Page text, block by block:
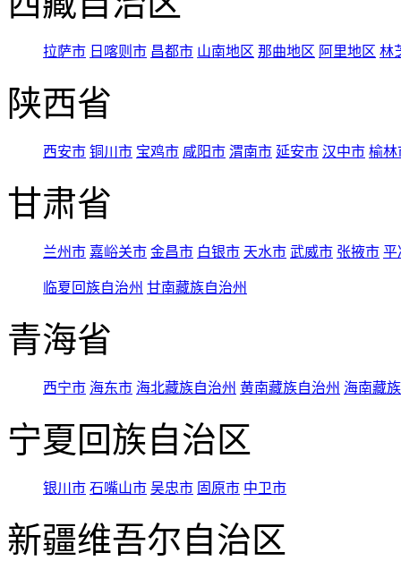
拉萨市 日喀则市 昌都市 山南地区 那曲地区 阿里地区 林
陕西省
西安市 铜川市 宝鸡市 咸阳市 渭南市 延安市 汉中市 榆林
甘肃省
兰州市 嘉峪关市 金昌市 白银市 天水市 武威市 张掖市 平
临夏回族自治州 甘南藏族自治州
青海省
西宁市 海东市 海北藏族自治州 黄南藏族自治州 海南藏
宁夏回族自治区
银川市 石嘴山市 吴忠市 固原市 中卫市
新疆维吾尔自治区